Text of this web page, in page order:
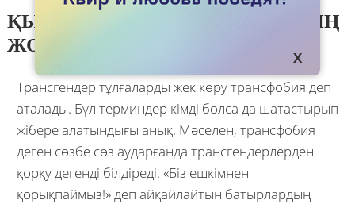
ҚЫЛМЫСҚА ОРТАҚТАСПАУДЫҢ
ЖОЛЫ
Трансгендер тұлғаларды жек көру трансфобия деп
аталады. Бұл терминдер кімді болса да шатастырып
жібере алатындығы анық. Мәселен, трансфобия
деген сөзбе сөз аударғанда трансгендерлерден
қорқу дегенді білдіреді. «Біз ешкімнен
қорықпаймыз!» деп айқайлайтын батырлардың